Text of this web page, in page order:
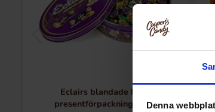
Denna
Eclairs blandade kolor
presentförpackning 450g